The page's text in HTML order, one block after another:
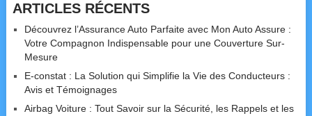
ARTICLES RÉCENTS
Découvrez l’Assurance Auto Parfaite avec Mon Auto Assure :
Votre Compagnon Indispensable pour une Couverture Sur-
Mesure
E-constat : La Solution qui Simplifie la Vie des Conducteurs :
Avis et Témoignages
Airbag Voiture : Tout Savoir sur la Sécurité, les Rappels et les